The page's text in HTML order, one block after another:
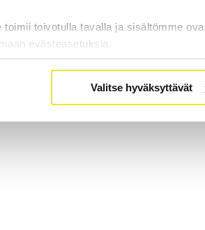
toimii toivotulla tavalla ja sisältömme
evästeasetuksia.
Valitse hyväksyttävät